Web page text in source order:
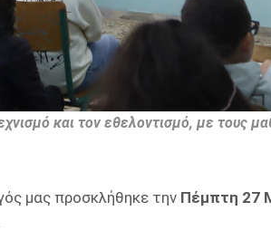
και τον εθελοντισμό, με τους
μας προσκλήθηκε την Πέμπτη 27